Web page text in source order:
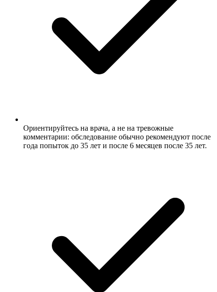
Ориентируйтесь на врача, а не на тревожные
комментарии: обследование обычно рекомендуют после
года попыток до 35 лет и после 6 месяцев после 35 лет.